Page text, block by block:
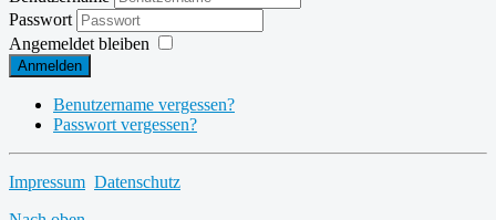
Passwort
Angemeldet bleiben
Anmelden
Benutzername vergessen?
Passwort vergessen?
Impressum Datenschutz